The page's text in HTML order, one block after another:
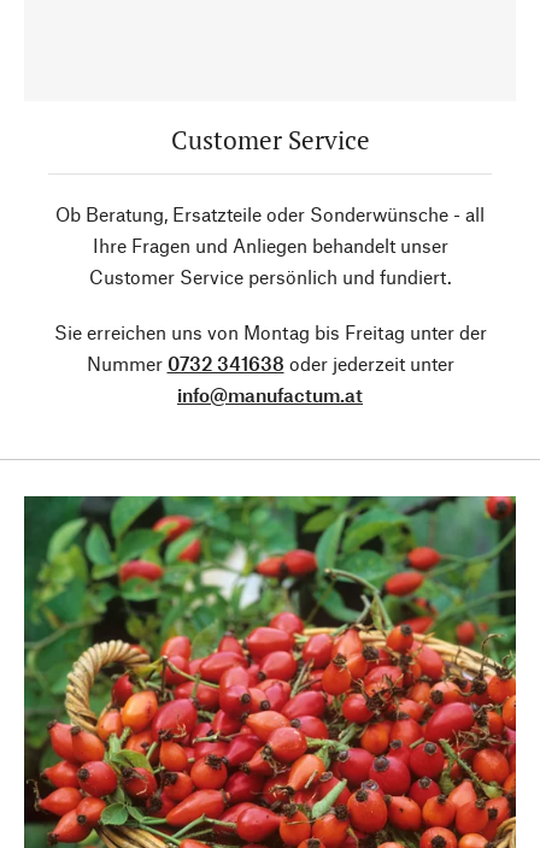
Customer Service
Ob Beratung, Ersatzteile oder Sonderwünsche - all
Ihre Fragen und Anliegen behandelt unser
Customer Service persönlich und fundiert.
Sie erreichen uns von Montag bis Freitag unter der
Nummer 0732 341638 oder jederzeit unter
info@manufactum.at